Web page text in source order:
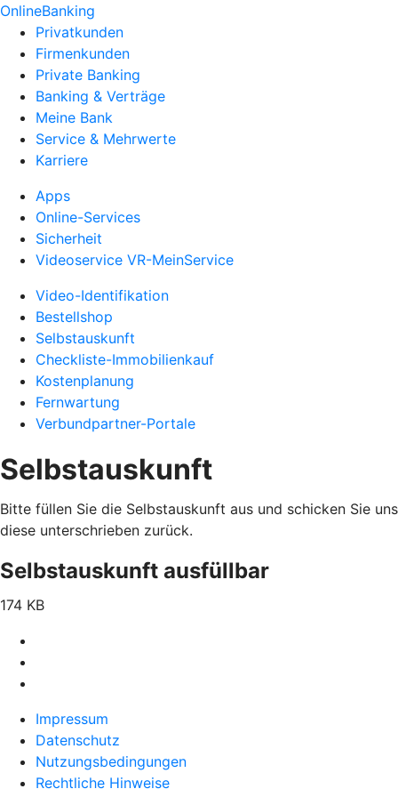
OnlineBanking
Privatkunden
Firmenkunden
Private Banking
Banking & Verträge
Meine Bank
Service & Mehrwerte
Karriere
Apps
Online-Services
Sicherheit
Videoservice VR-MeinService
Video-Identifikation
Bestellshop
Selbstauskunft
Checkliste-Immobilienkauf
Kostenplanung
Fernwartung
Verbundpartner-Portale
Selbstauskunft
Bitte füllen Sie die Selbstauskunft aus und schicken Sie uns
diese unterschrieben zurück.
Selbstauskunft ausfüllbar
174 KB
Impressum
Datenschutz
Nutzungsbedingungen
Rechtliche Hinweise